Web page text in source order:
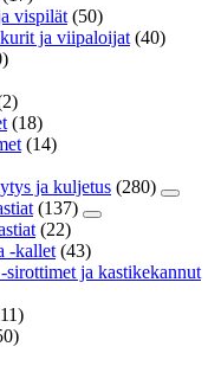
vispilät (50)
ja viipaloijat (40)
(18)
(14)
ja kuljetus (280)
(137)
(22)
-kallet (43)
ja kastikekannut